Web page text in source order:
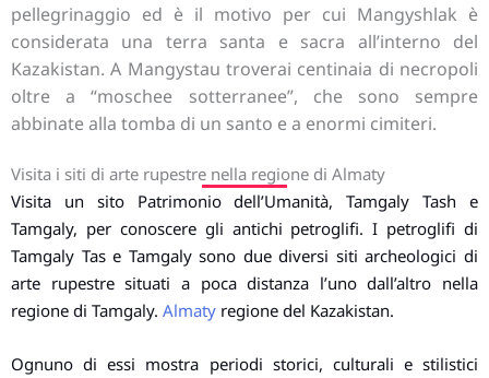
pellegrinaggio ed è il motivo per cui Mangyshlak è
considerata una terra santa e sacra all’interno del
Kazakistan. A Mangystau troverai centinaia di necropoli
oltre a “moschee sotterranee”, che sono sempre
abbinate alla tomba di un santo e a enormi cimiteri.
Visita i siti di arte rupestre nella regione di Almaty
Visita un sito Patrimonio dell’Umanità, Tamgaly Tash e
Tamgaly, per conoscere gli antichi petroglifi. I petroglifi di
Tamgaly Tas e Tamgaly sono due diversi siti archeologici di
arte rupestre situati a poca distanza l’uno dall’altro nella
regione di Tamgaly. Almaty regione del Kazakistan.
Ognuno di essi mostra periodi storici, culturali e stilistici